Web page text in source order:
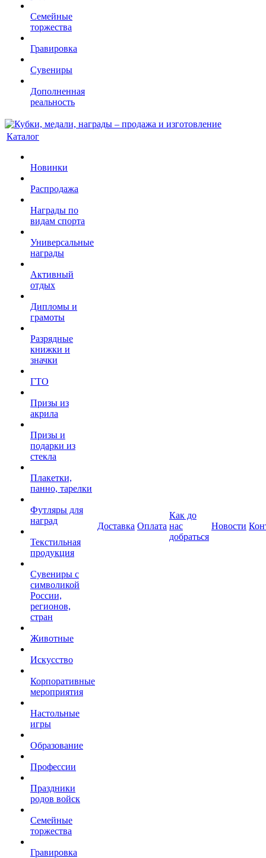
Семейные
торжества
Гравировка
Сувениры
Дополненная
реальность
Каталог
Новинки
Распродажа
Награды по
видам спорта
Универсальные
награды
Активный
отдых
Дипломы и
грамоты
Разрядные
книжки и
значки
ГТО
Призы из
акрила
Призы и
подарки из
стекла
Плакетки,
панно, тарелки
Футляры для
наград
Текстильная
продукция
Сувениры с
символикой
России,
регионов,
стран
Животные
Искусство
Корпоративные
мероприятия
Настольные
игры
Образование
Профессии
Праздники
родов войск
Семейные
торжества
Гравировка
Доставка Оплата
Как до
нас
добраться
Новости